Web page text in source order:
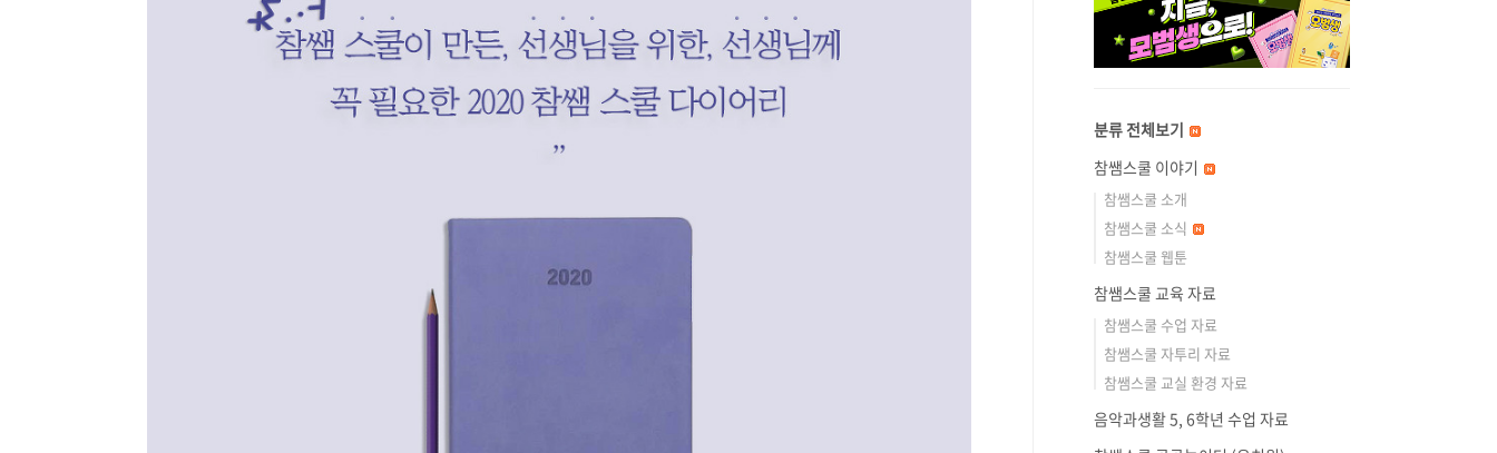
분류 전체보기
참쌤스쿨 이야기
참쌤스쿨 소개
참쌤스쿨 소식
참쌤스쿨 웹툰
참쌤스쿨 교육 자료
참쌤스쿨 수업 자료
참쌤스쿨 자투리 자료
참쌤스쿨 교실 환경 자료
음악과생활 5, 6학년 수업 자료